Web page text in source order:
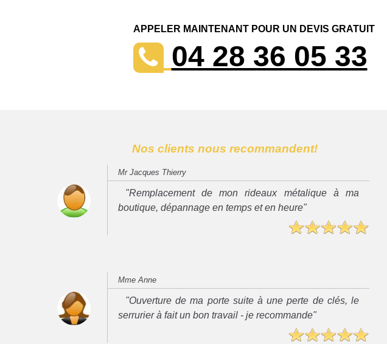
APPELER MAINTENANT POUR UN DEVIS GRATUIT
04 28 36 05 33
Nos clients nous recommandent!
Mr Jacques Thierry
"Remplacement de mon rideaux métalique à ma
boutique, dépannage en temps et en heure"
Mme Anne
"Ouverture de ma porte suite à une perte de clés, le
serrurier à fait un bon travail - je recommande"